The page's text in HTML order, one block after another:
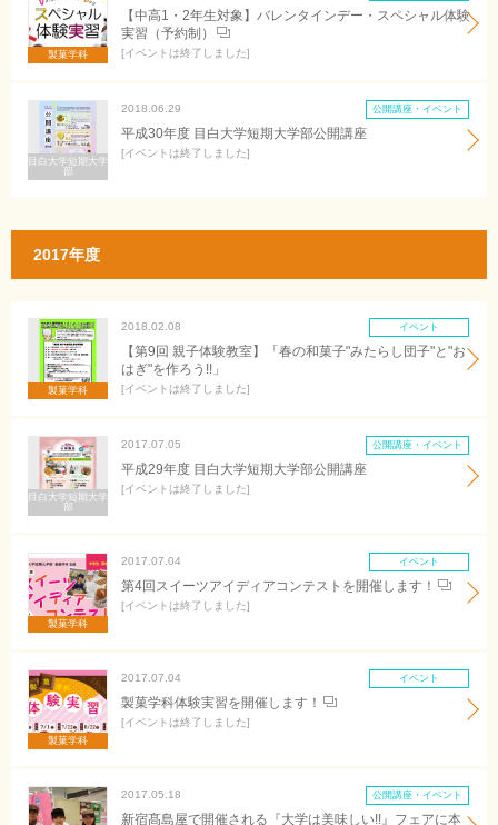
【中高1・2年生対象】バレンタインデー・スペシャル体験
実習（予約制）
イベントは終了しました
製菓学科
2018.06.29 公開講座・イベント
平成30年度 目白大学短期大学部公開講座
イベントは終了しました
目白大学短期大学
部
2017年度
2018.02.08 イベント
【第9回 親子体験教室】「春の和菓子"みたらし団子"と"お
はぎ"を作ろう!!」
イベントは終了しました
製菓学科
2017.07.05 公開講座・イベント
平成29年度 目白大学短期大学部公開講座
イベントは終了しました
目白大学短期大学
部
2017.07.04 イベント
第4回スイーツアイディアコンテストを開催します！
イベントは終了しました
製菓学科
2017.07.04 イベント
製菓学科体験実習を開催します！
イベントは終了しました
製菓学科
2017.05.18 公開講座・イベント
新宿髙島屋で開催される『大学は美味しい!!』フェアに本